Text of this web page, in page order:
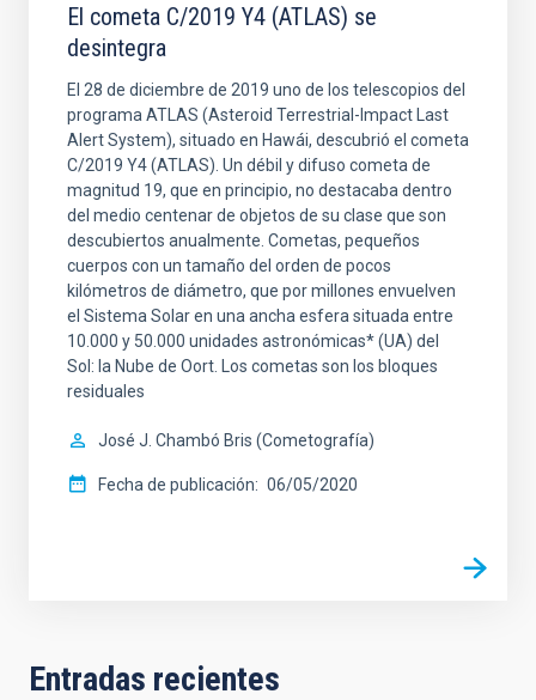
El cometa C/2019 Y4 (ATLAS) se
desintegra
El 28 de diciembre de 2019 uno de los telescopios del
programa ATLAS (Asteroid Terrestrial-Impact Last
Alert System), situado en Hawái, descubrió el cometa
C/2019 Y4 (ATLAS). Un débil y difuso cometa de
magnitud 19, que en principio, no destacaba dentro
del medio centenar de objetos de su clase que son
descubiertos anualmente. Cometas, pequeños
cuerpos con un tamaño del orden de pocos
kilómetros de diámetro, que por millones envuelven
el Sistema Solar en una ancha esfera situada entre
10.000 y 50.000 unidades astronómicas* (UA) del
Sol: la Nube de Oort. Los cometas son los bloques
residuales
José J. Chambó Bris (Cometografía)
Fecha de publicación 06/05/2020
Entradas recientes